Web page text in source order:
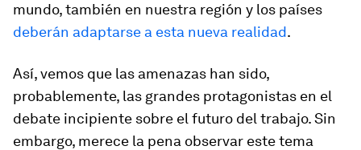
mundo, también en nuestra región y los países
deberán adaptarse a esta nueva realidad.
Así, vemos que las amenazas han sido,
probablemente, las grandes protagonistas en el
debate incipiente sobre el futuro del trabajo. Sin
embargo, merece la pena observar este tema